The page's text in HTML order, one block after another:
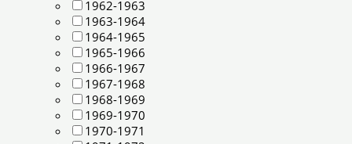
1962-1963
1963-1964
1964-1965
1965-1966
1966-1967
1967-1968
1968-1969
1969-1970
1970-1971